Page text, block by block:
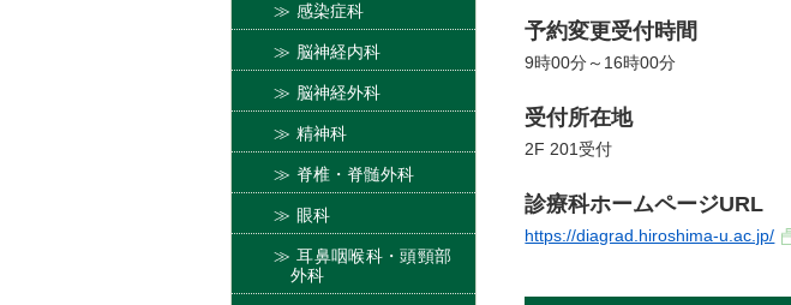
予約変更受付時間
9時00分～16時00分
受付所在地
2F 201受付
診療科ホームページURL
https://diagrad.hiroshima-u.ac.jp/
感染症科
脳神経内科
脳神経外科
精神科
脊椎・脊髄外科
眼科
耳鼻咽喉科・頭頸部
外科